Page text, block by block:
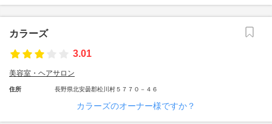
カラーズ
3.01
美容室・ヘアサロン
住所 長野県北安曇郡松川村５７７０－４６
カラーズのオーナー様ですか？